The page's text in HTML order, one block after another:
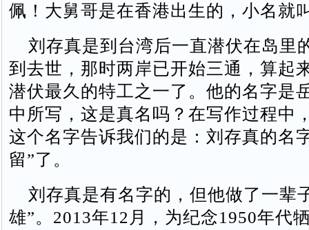
佩！大舅哥是在香港出生的，小名就
刘存真是到台湾后一直潜伏在岛里
到去世，那时两岸已开始三通，算起
潜伏最久的特工之一了。他的名字是
中所写，这是真名吗？在写作过程中
这个名字告诉我们的是：刘存真的名
留”了。
刘存真是有名字的，但他做了一辈
雄”。2013年12月，为纪念1950年代